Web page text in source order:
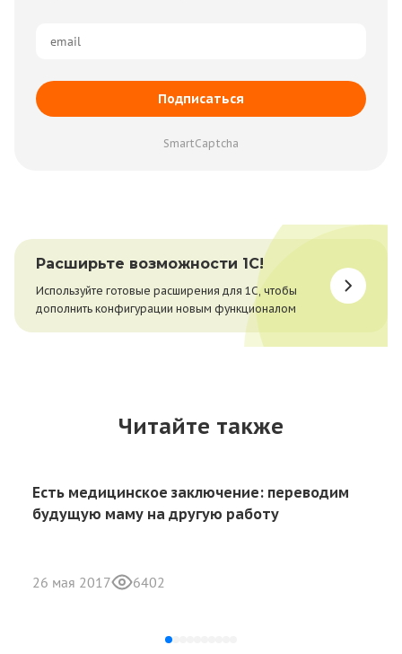
Подписаться
SmartCaptcha
Расширьте возможности 1С!
Используйте готовые расширения для 1С, чтобы
дополнить конфигурации новым функционалом
Читайте также
Есть медицинское заключение: переводим
будущую маму на другую работу
26 мая 2017 6402